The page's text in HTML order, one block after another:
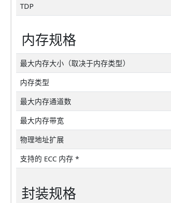
TDP
内存规格
最大内存大小（取决于内存类型）
内存类型
最大内存通道数
最大内存带宽
物理地址扩展
支持的 ECC 内存 *
封装规格